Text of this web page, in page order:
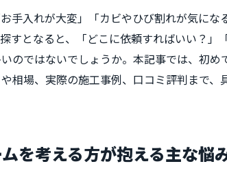
手入れが大変」「カビやひび割れが気に
すとなると、「どこに依頼すればいい？
のではないでしょうか。本記事では、初め
相場、実際の施工事例、口コミ評判まで、
を考える方が抱える主な悩